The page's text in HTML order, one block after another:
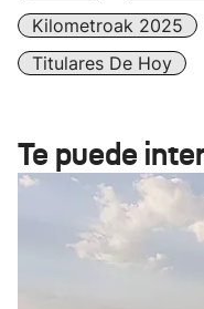
Kilometroak 2025
Titulares De Hoy
Te puede